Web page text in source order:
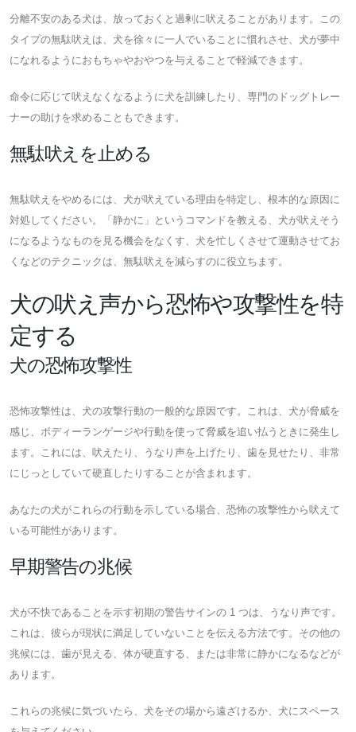
分離不安のある犬は、放っておくと過剰に吠えることがあります。この
タイプの無駄吠えは、犬を徐々に一人でいることに慣れさせ、犬が夢中
になれるようにおもちゃやおやつを与えることで軽減できます。
命令に応じて吠えなくなるように犬を訓練したり、専門のドッグトレー
ナーの助けを求めることもできます。
無駄吠えを止める
無駄吠えをやめるには、犬が吠えている理由を特定し、根本的な原因に
対処してください。「静かに」というコマンドを教える、犬が吠えそう
になるようなものを見る機会をなくす、犬を忙しくさせて運動させてお
くなどのテクニックは、無駄吠えを減らすのに役立ちます。
犬の吠え声から恐怖や攻撃性を特
定する
犬の恐怖攻撃性
恐怖攻撃性は、犬の攻撃行動の一般的な原因です。これは、犬が脅威を
感じ、ボディーランゲージや行動を使って脅威を追い払うときに発生し
ます。これには、吠えたり、うなり声を上げたり、歯を見せたり、非常
にじっとしていて硬直したりすることが含まれます。
あなたの犬がこれらの行動を示している場合、恐怖の攻撃性から吠えて
いる可能性があります。
早期警告の兆候
犬が不快であることを示す初期の警告サインの 1 つは、うなり声です。
これは、彼らが現状に満足していないことを伝える方法です。その他の
兆候には、歯が見える、体が硬直する、または非常に静かになるなどが
あります。
これらの兆候に気づいたら、犬をその場から遠ざけるか、犬にスペース